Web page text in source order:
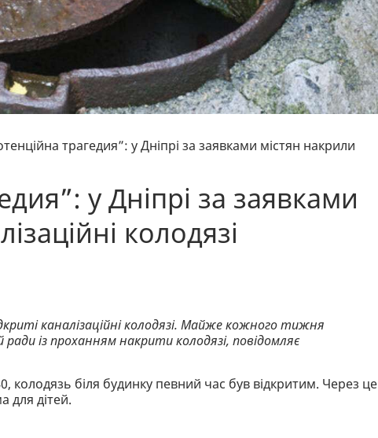
трагедия”: у Дніпрі за заявками містян накрили
у Дніпрі за заявками
колодязі
каналізаційні колодязі. Майже кожного тижня
із проханням накрити колодязі, повідомляє
колодязь біля будинку певний час був відкритим. Через це
для дітей.